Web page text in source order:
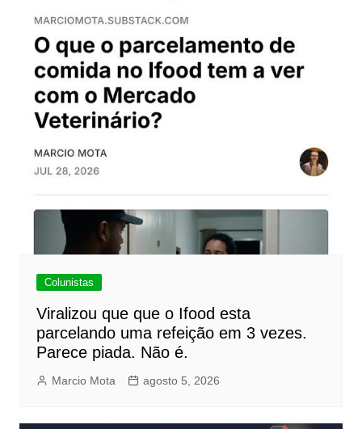
Colunistas
Viralizou que que o Ifood esta
parcelando uma refeição em 3 vezes.
Parece piada. Não é.
Marcio Mota agosto 5, 2026